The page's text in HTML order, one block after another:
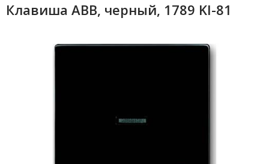
Клавиша ABB, черный, 1789 KI-81